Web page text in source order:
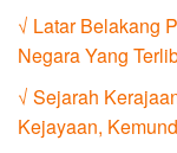
√ Latar Belakang
Negara Yang
√ Sejarah
Kejayaan,